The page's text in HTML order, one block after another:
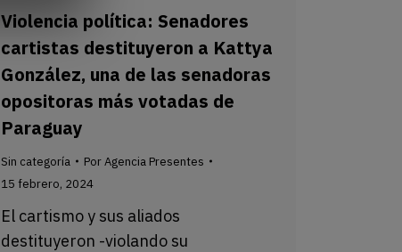
Violencia política: Senadores
cartistas destituyeron a Kattya
González, una de las senadoras
opositoras más votadas de
Paraguay
Sin categoría PorAgencia Presentes
15 febrero, 2024
El cartismo y sus aliados
destituyeron -violando su